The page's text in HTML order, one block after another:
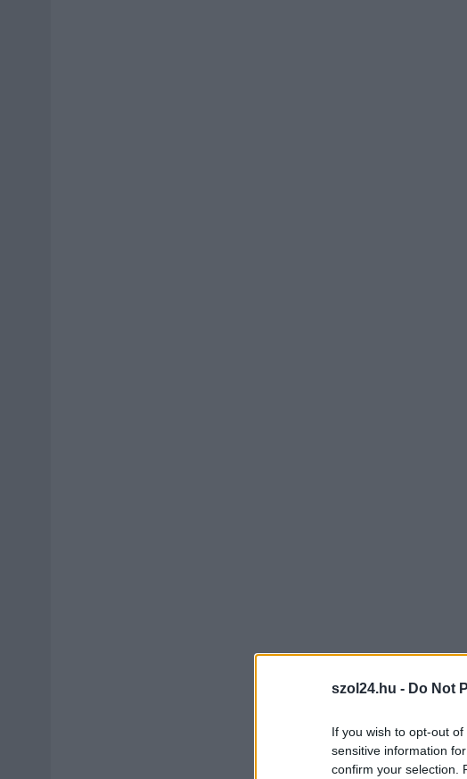
szol24.hu - Do Not
If you wish to opt-out
sensitive information
confirm your selection.